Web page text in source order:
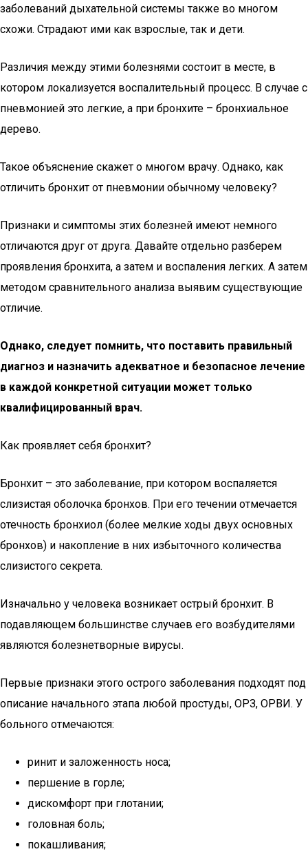
заболеваний дыхательной системы также во многом
схожи. Страдают ими как взрослые, так и дети.
Различия между этими болезнями состоит в месте, в
котором локализуется воспалительный процесс. В случае с
пневмонией это легкие, а при бронхите – бронхиальное
дерево.
Такое объяснение скажет о многом врачу. Однако, как
отличить бронхит от пневмонии обычному человеку?
Признаки и симптомы этих болезней имеют немного
отличаются друг от друга. Давайте отдельно разберем
проявления бронхита, а затем и воспаления легких. А затем
методом сравнительного анализа выявим существующие
отличие.
Однако, следует помнить, что поставить правильный
диагноз и назначить адекватное и безопасное лечение
в каждой конкретной ситуации может только
квалифицированный врач.
Как проявляет себя бронхит?
Бронхит – это заболевание, при котором воспаляется
слизистая оболочка бронхов. При его течении отмечается
отечность бронхиол (более мелкие ходы двух основных
бронхов) и накопление в них избыточного количества
слизистого секрета.
Изначально у человека возникает острый бронхит. В
подавляющем большинстве случаев его возбудителями
являются болезнетворные вирусы.
Первые признаки этого острого заболевания подходят под
описание начального этапа любой простуды, ОРЗ, ОРВИ. У
больного отмечаются:
ринит и заложенность носа;
першение в горле;
дискомфорт при глотании;
головная боль;
покашливания;